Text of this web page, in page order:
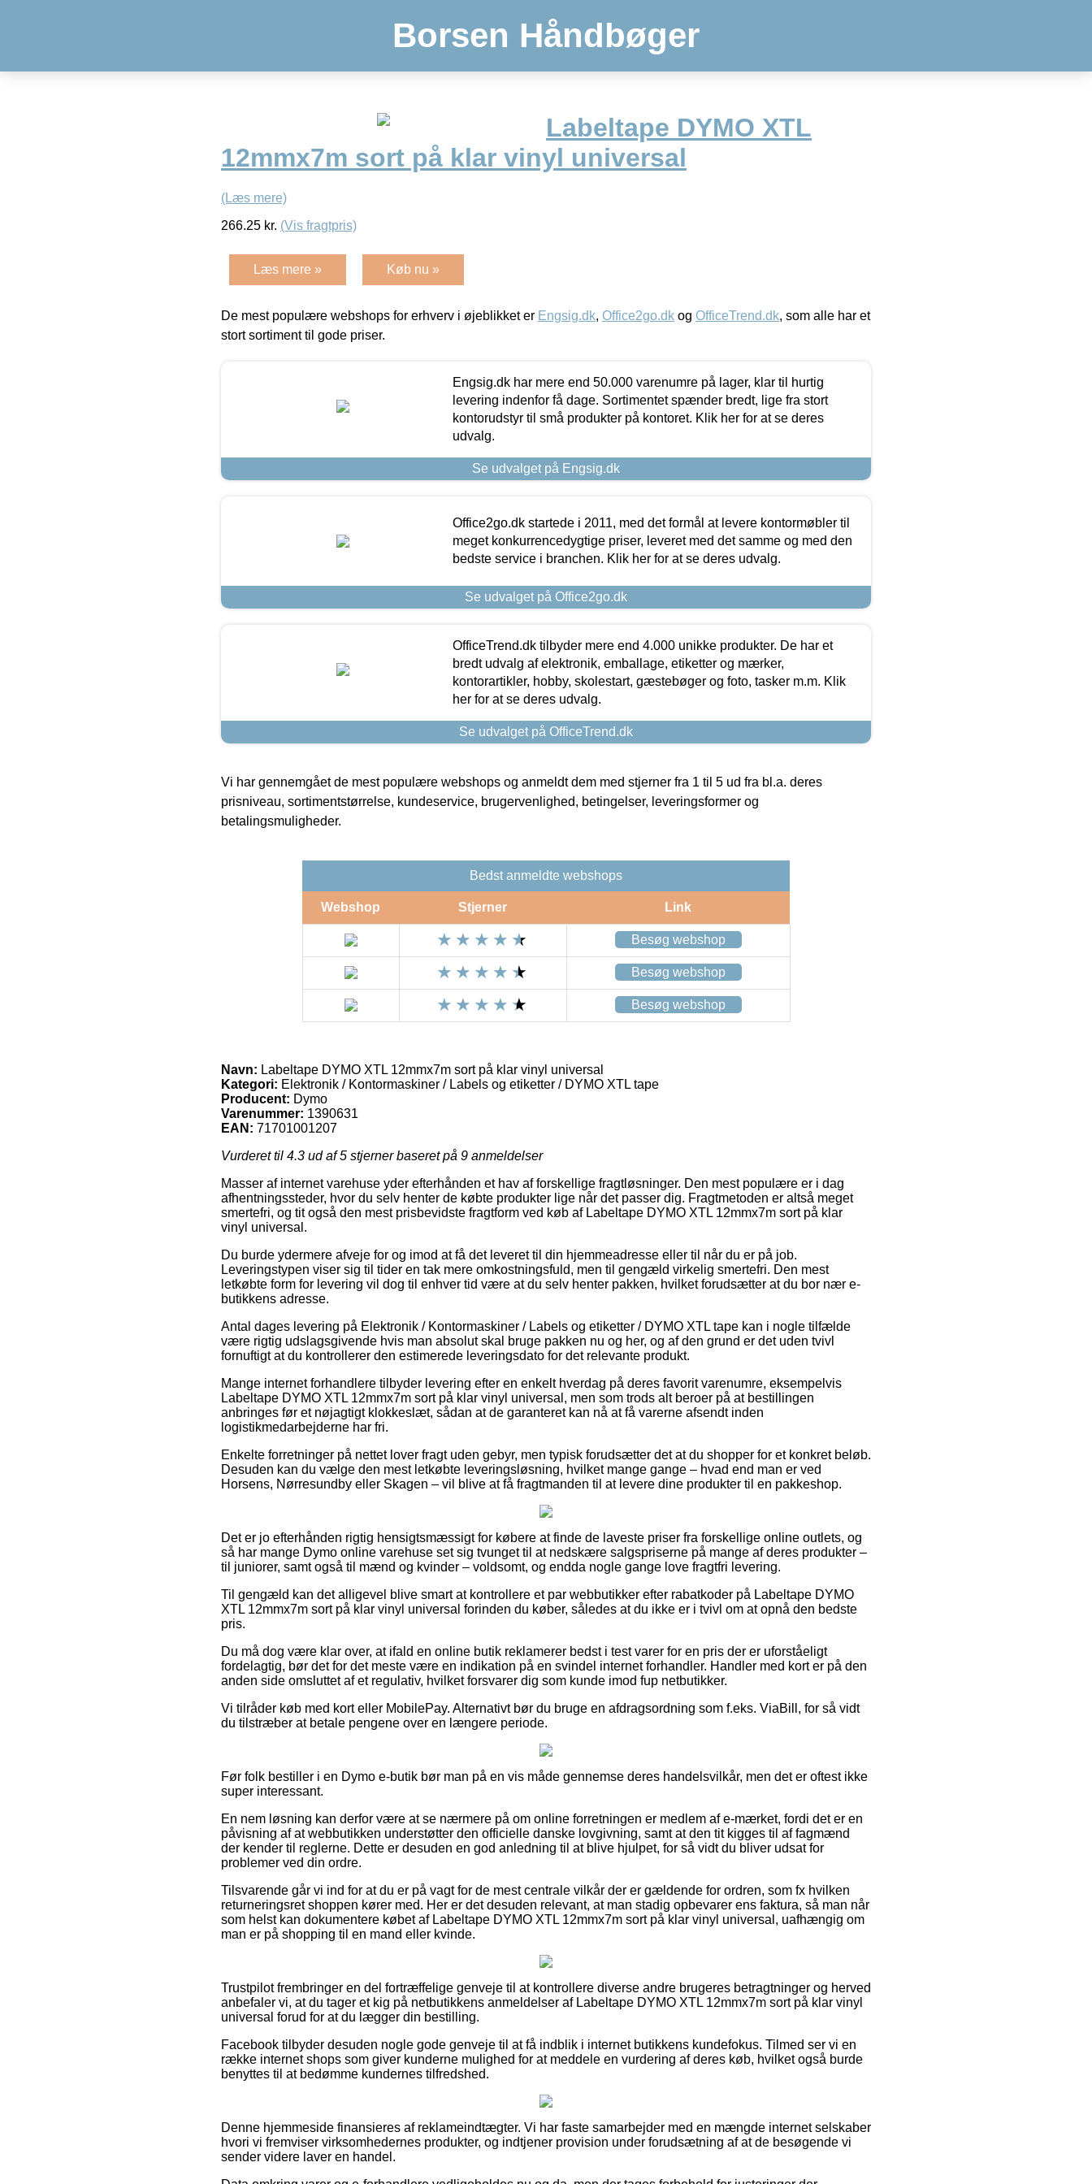
Borsen Håndbøger
Labeltape DYMO XTL
12mmx7m sort på klar vinyl universal
(Læs mere)
266.25 kr. (Vis fragtpris)
Læs mere » Køb nu »
De mest populære webshops for erhverv i øjeblikket er Engsig.dk, Office2go.dk og OfficeTrend.dk, som alle har et
stort sortiment til gode priser.
Engsig.dk har mere end 50.000 varenumre på lager, klar til hurtig
levering indenfor få dage. Sortimentet spænder bredt, lige fra stort
kontorudstyr til små produkter på kontoret. Klik her for at se deres
udvalg.
Se udvalget på Engsig.dk
Office2go.dk startede i 2011, med det formål at levere kontormøbler til
meget konkurrencedygtige priser, leveret med det samme og med den
bedste service i branchen. Klik her for at se deres udvalg.
Se udvalget på Office2go.dk
OfficeTrend.dk tilbyder mere end 4.000 unikke produkter. De har et
bredt udvalg af elektronik, emballage, etiketter og mærker,
kontorartikler, hobby, skolestart, gæstebøger og foto, tasker m.m. Klik
her for at se deres udvalg.
Se udvalget på OfficeTrend.dk
Vi har gennemgået de mest populære webshops og anmeldt dem med stjerner fra 1 til 5 ud fra bl.a. deres
prisniveau, sortimentstørrelse, kundeservice, brugervenlighed, betingelser, leveringsformer og
betalingsmuligheder.
Bedst anmeldte webshops
Webshop Stjerner Link
Besøg webshop
Besøg webshop
Besøg webshop
Navn: Labeltape DYMO XTL 12mmx7m sort på klar vinyl universal
Kategori: Elektronik / Kontormaskiner / Labels og etiketter / DYMO XTL tape
Producent: Dymo
Varenummer: 1390631
EAN: 71701001207
Vurderet til 4.3 ud af 5 stjerner baseret på 9 anmeldelser
Masser af internet varehuse yder efterhånden et hav af forskellige fragtløsninger. Den mest populære er i dag
afhentningssteder, hvor du selv henter de købte produkter lige når det passer dig. Fragtmetoden er altså meget
smertefri, og tit også den mest prisbevidste fragtform ved køb af Labeltape DYMO XTL 12mmx7m sort på klar
vinyl universal.
Du burde ydermere afveje for og imod at få det leveret til din hjemmeadresse eller til når du er på job.
Leveringstypen viser sig til tider en tak mere omkostningsfuld, men til gengæld virkelig smertefri. Den mest
letkøbte form for levering vil dog til enhver tid være at du selv henter pakken, hvilket forudsætter at du bor nær e-
butikkens adresse.
Antal dages levering på Elektronik / Kontormaskiner / Labels og etiketter / DYMO XTL tape kan i nogle tilfælde
være rigtig udslagsgivende hvis man absolut skal bruge pakken nu og her, og af den grund er det uden tvivl
fornuftigt at du kontrollerer den estimerede leveringsdato for det relevante produkt.
Mange internet forhandlere tilbyder levering efter en enkelt hverdag på deres favorit varenumre, eksempelvis
Labeltape DYMO XTL 12mmx7m sort på klar vinyl universal, men som trods alt beroer på at bestillingen
anbringes før et nøjagtigt klokkeslæt, sådan at de garanteret kan nå at få varerne afsendt inden
logistikmedarbejderne har fri.
Enkelte forretninger på nettet lover fragt uden gebyr, men typisk forudsætter det at du shopper for et konkret beløb.
Desuden kan du vælge den mest letkøbte leveringsløsning, hvilket mange gange – hvad end man er ved
Horsens, Nørresundby eller Skagen – vil blive at få fragtmanden til at levere dine produkter til en pakkeshop.
Det er jo efterhånden rigtig hensigtsmæssigt for købere at finde de laveste priser fra forskellige online outlets, og
så har mange Dymo online varehuse set sig tvunget til at nedskære salgspriserne på mange af deres produkter –
til juniorer, samt også til mænd og kvinder – voldsomt, og endda nogle gange love fragtfri levering.
Til gengæld kan det alligevel blive smart at kontrollere et par webbutikker efter rabatkoder på Labeltape DYMO
XTL 12mmx7m sort på klar vinyl universal forinden du køber, således at du ikke er i tvivl om at opnå den bedste
pris.
Du må dog være klar over, at ifald en online butik reklamerer bedst i test varer for en pris der er uforståeligt
fordelagtig, bør det for det meste være en indikation på en svindel internet forhandler. Handler med kort er på den
anden side omsluttet af et regulativ, hvilket forsvarer dig som kunde imod fup netbutikker.
Vi tilråder køb med kort eller MobilePay. Alternativt bør du bruge en afdragsordning som f.eks. ViaBill, for så vidt
du tilstræber at betale pengene over en længere periode.
Før folk bestiller i en Dymo e-butik bør man på en vis måde gennemse deres handelsvilkår, men det er oftest ikke
super interessant.
En nem løsning kan derfor være at se nærmere på om online forretningen er medlem af e-mærket, fordi det er en
påvisning af at webbutikken understøtter den officielle danske lovgivning, samt at den tit kigges til af fagmænd
der kender til reglerne. Dette er desuden en god anledning til at blive hjulpet, for så vidt du bliver udsat for
problemer ved din ordre.
Tilsvarende går vi ind for at du er på vagt for de mest centrale vilkår der er gældende for ordren, som fx hvilken
returneringsret shoppen kører med. Her er det desuden relevant, at man stadig opbevarer ens faktura, så man når
som helst kan dokumentere købet af Labeltape DYMO XTL 12mmx7m sort på klar vinyl universal, uafhængig om
man er på shopping til en mand eller kvinde.
Trustpilot frembringer en del fortræffelige genveje til at kontrollere diverse andre brugeres betragtninger og herved
anbefaler vi, at du tager et kig på netbutikkens anmeldelser af Labeltape DYMO XTL 12mmx7m sort på klar vinyl
universal forud for at du lægger din bestilling.
Facebook tilbyder desuden nogle gode genveje til at få indblik i internet butikkens kundefokus. Tilmed ser vi en
række internet shops som giver kunderne mulighed for at meddele en vurdering af deres køb, hvilket også burde
benyttes til at bedømme kundernes tilfredshed.
Denne hjemmeside finansieres af reklameindtægter. Vi har faste samarbejder med en mængde internet selskaber
hvori vi fremviser virksomhedernes produkter, og indtjener provision under forudsætning af at de besøgende vi
sender videre laver en handel.